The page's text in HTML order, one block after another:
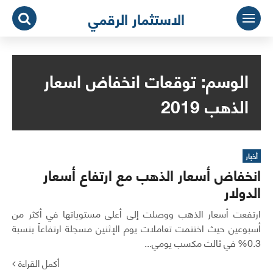
التجاوز
المحتوى
الاستثمار الرقمي
الوسم:توقعات انخفاض اسعار
الذهب 2019
أخبار
انخفاض أسعار الذهب مع ارتفاع أسعار
الدولار
ارتفعت أسعار الذهب ووصلت إلى أعلى مستوياتها في أكثر من
أسبوعين حيث اختتمت تعاملات يوم الإثنين مسجلة ارتفاعاً بنسبة
0.3% في ثالث مكسب يومي...
أكمل القراءة